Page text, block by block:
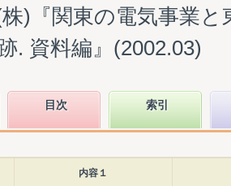
)『関東の電気事業
. 資料編』(2002.03)
目次 索引
内容１